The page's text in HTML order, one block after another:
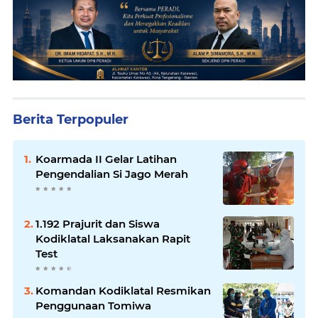
Berita Terpopuler
Koarmada II Gelar Latihan
Pengendalian Si Jago Merah
1.192 Prajurit dan Siswa
Kodiklatal Laksanakan Rapit
Test
Komandan Kodiklatal Resmikan
Penggunaan Tomiwa